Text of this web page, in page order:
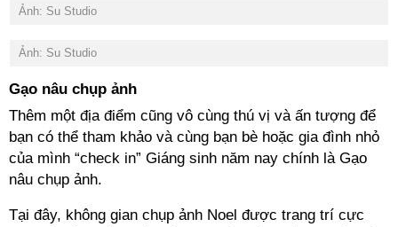
Ảnh: Su Studio
Ảnh: Su Studio
Gạo nâu chụp ảnh
Thêm một địa điểm cũng vô cùng thú vị và ấn tượng để
bạn có thể tham khảo và cùng bạn bè hoặc gia đình nhỏ
của mình “check in” Giáng sinh năm nay chính là Gạo
nâu chụp ảnh.
Tại đây, không gian chụp ảnh Noel được trang trí cực